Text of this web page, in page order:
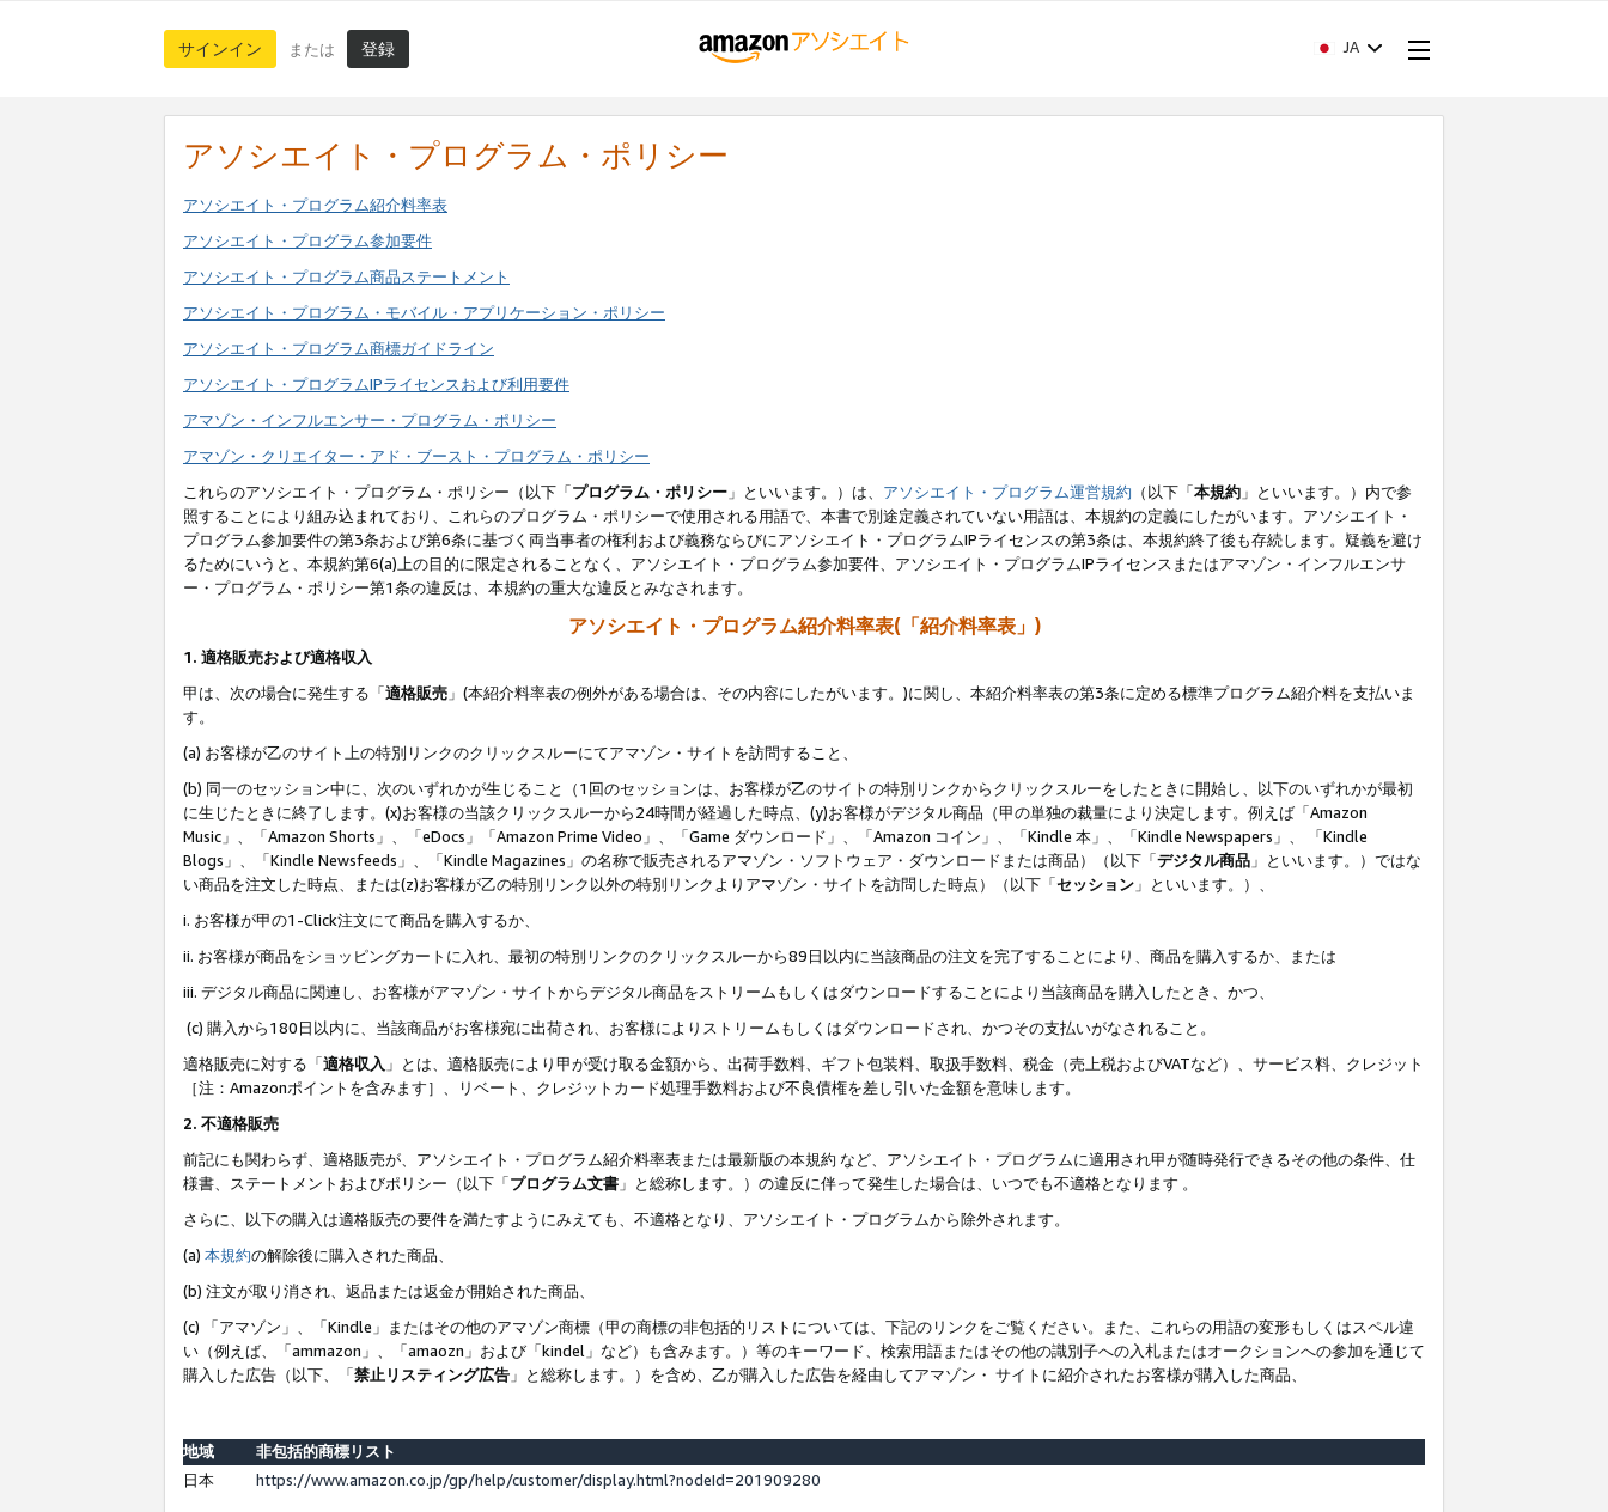
サインイン または 登録 JA
アソシエイト・プログラム・ポリシー
アソシエイト・プログラム紹介料率表
アソシエイト・プログラム参加要件
アソシエイト・プログラム商品ステートメント
アソシエイト・プログラム・モバイル・アプリケーション・ポリシー
アソシエイト・プログラム商標ガイドライン
アソシエイト・プログラムIPライセンスおよび利用要件
アマゾン・インフルエンサー・プログラム・ポリシー
アマゾン・クリエイター・アド・ブースト・プログラム・ポリシー
これらのアソシエイト・プログラム・ポリシー（以下「プログラム・ポリシー 」といいます。）は、 アソシエイト・プログラム運営規約 （以下「本規約 」といいます。）内で参
照することにより組み込まれており、これらのプログラム・ポリシーで使用される用語で、本書で別途定義されていない用語は、本規約の定義にしたがいます。アソシエイト・
プログラム参加要件の第3条および第6条に基づく両当事者の権利および義務ならびにアソシエイト・プログラムIPライセンスの第3条は、本規約終了後も存続します。疑義を避け
るためにいうと、本規約第6(a)上の目的に限定されることなく、アソシエイト・プログラム参加要件、アソシエイト・プログラムIPライセンスまたはアマゾン・インフルエンサ
ー・プログラム・ポリシー第1条の違反は、本規約の重大な違反とみなされます。
アソシエイト・プログラム紹介料率表(「紹介料率表」)
1. 適格販売および適格収入
甲は、次の場合に発生する「適格販売 」(本紹介料率表の例外がある場合は、その内容にしたがいます。)に関し、本紹介料率表の第3条に定める標準プログラム紹介料を支払いま
す。
(a) お客様が乙のサイト上の特別リンクのクリックスルーにてアマゾン・サイトを訪問すること、
(b) 同一のセッション中に、次のいずれかが生じること（1回のセッションは、お客様が乙のサイトの特別リンクからクリックスルーをしたときに開始し、以下のいずれかが最初
に生じたときに終了します。(x)お客様の当該クリックスルーから24時間が経過した時点、(y)お客様がデジタル商品（甲の単独の裁量により決定します。例えば「Amazon
Music」、「Amazon Shorts」、「eDocs」「Amazon Prime Video」、「Game ダウンロード」、「Amazon コイン」、「Kindle 本」、「Kindle Newspapers」、 「Kindle
Blogs」、「Kindle Newsfeeds」、「Kindle Magazines」の名称で販売されるアマゾン・ソフトウェア・ダウンロードまたは商品）（以下「デジタル商品 」といいます。）ではな
い商品を注文した時点、または(z)お客様が乙の特別リンク以外の特別リンクよりアマゾン・サイトを訪問した時点）（以下「セッション 」といいます。）、
i. お客様が甲の1-Click注文にて商品を購入するか、
ii. お客様が商品をショッピングカートに入れ、最初の特別リンクのクリックスルーから89日以内に当該商品の注文を完了することにより、商品を購入するか、または
iii. デジタル商品に関連し、お客様がアマゾン・サイトからデジタル商品をストリームもしくはダウンロードすることにより当該商品を購入したとき、かつ、
(c) 購入から180日以内に、当該商品がお客様宛に出荷され、お客様によりストリームもしくはダウンロードされ、かつその支払いがなされること。
適格販売に対する「適格収入 」とは、適格販売により甲が受け取る金額から、出荷手数料、ギフト包装料、取扱手数料、税金（売上税およびVATなど）、サービス料、クレジット
［注：Amazonポイントを含みます］、リベート、クレジットカード処理手数料および不良債権を差し引いた金額を意味します。
2. 不適格販売
前記にも関わらず、適格販売が、アソシエイト・プログラム紹介料率表または最新版の本規約 など、アソシエイト・プログラムに適用され甲が随時発行できるその他の条件、仕
様書、ステートメントおよびポリシー（以下「プログラム文書 」と総称します。）の違反に伴って発生した場合は、いつでも不適格となります 。
さらに、以下の購入は適格販売の要件を満たすようにみえても、不適格となり、アソシエイト・プログラムから除外されます。
(a) 本規約の解除後に購入された商品、
(b) 注文が取り消され、返品または返金が開始された商品、
(c) 「アマゾン」、「Kindle」またはその他のアマゾン商標（甲の商標の非包括的リストについては、下記のリンクをご覧ください。また、これらの用語の変形もしくはスペル違
い（例えば、「ammazon」、「amaozn」および「kindel」など）も含みます。）等のキーワード、検索用語またはその他の識別子への入札またはオークションへの参加を通じて
購入した広告（以下、「禁止リスティング広告 」と総称します。）を含め、乙が購入した広告を経由してアマゾン・ サイトに紹介されたお客様が購入した商品、
地域
非包括的商標リスト
日本
https://www.amazon.co.jp/gp/help/customer/display.html?nodeId=201909280